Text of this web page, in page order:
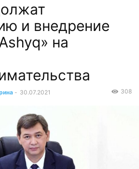
и внедрение
на
- 30.07.2021 308